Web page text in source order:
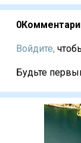
0
Войдите,
Будьте